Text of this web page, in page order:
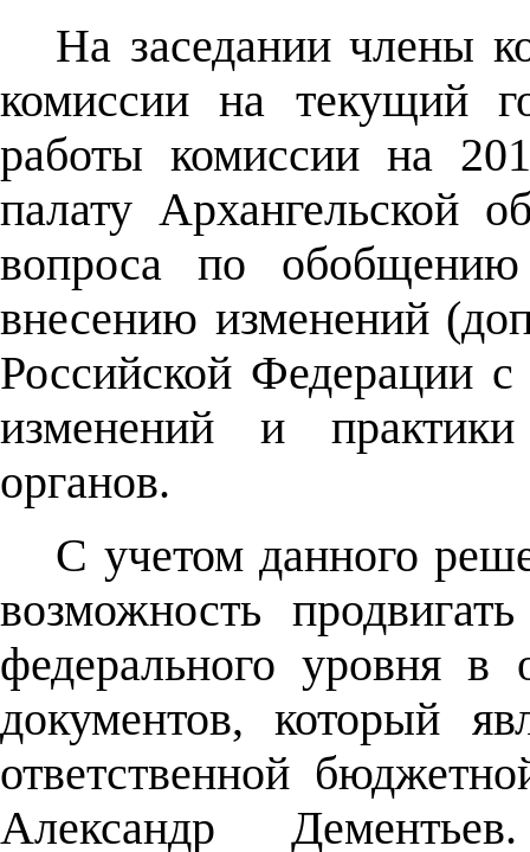
На заседании члены
комиссии на текущий
работы комиссии на
палату Архангельской
вопроса по
внесению изменений
Российской Федерации
изменений и практики
органов.
С учетом данного
возможность
федерального уровня
документов, который
ответственной
Александр